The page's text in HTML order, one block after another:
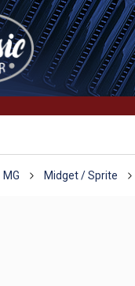
MG Midget / Sprite